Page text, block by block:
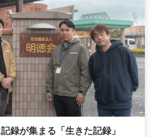
録が集まる「生きた記録」